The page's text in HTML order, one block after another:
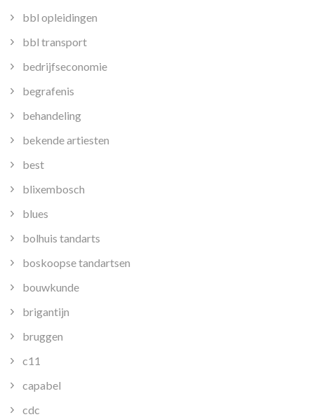
bbl opleidingen
bbl transport
bedrijfseconomie
begrafenis
behandeling
bekende artiesten
best
blixembosch
blues
bolhuis tandarts
boskoopse tandartsen
bouwkunde
brigantijn
bruggen
c11
capabel
cdc